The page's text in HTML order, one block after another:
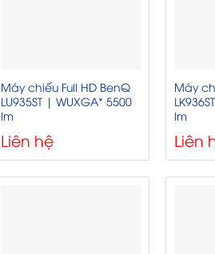
Máy chiếu Full HD BenQ
LU935ST | WUXGA* 5500
lm
Liên hệ
Máy
lm
Liên